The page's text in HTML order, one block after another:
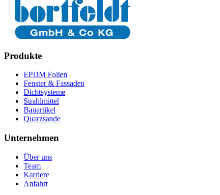
Produkte
EPDM Folien
Fenster & Fassaden
Dichtsysteme
Strahlmittel
Bauartikel
Quarzsande
Unternehmen
Über uns
Team
Karriere
Anfahrt